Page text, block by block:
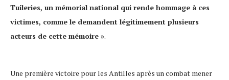
Tuileries, un mémorial national qui rende hommage à ces
victimes, comme le demandent légitimement plusieurs
acteurs de cette mémoire ».
Une première victoire pour les Antilles après un combat mener